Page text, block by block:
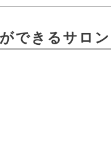
できるサロン